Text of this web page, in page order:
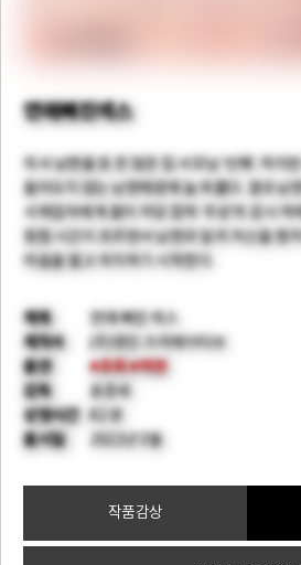
연애빠진섹스
의사 남편을 둔 돈 많은 집 사모님 ‘민혜’. 하지
들어오지 않는 남편때문에 늘 외롭다. 결국 남
사채업자에게 몸이 저당 잡혀 ‘주성’의 감시
점점 시간이 흐르면서 남편과 달리 자신을 챙
마음을 열고 의지하기 시작한다.
제목 연애 빠진 섹스
제작사 (주)영진 크리에이티브
출연 #초희#하연
감독
윤준세
상영시간 82 분
출시일 2022년 3월
작품감상